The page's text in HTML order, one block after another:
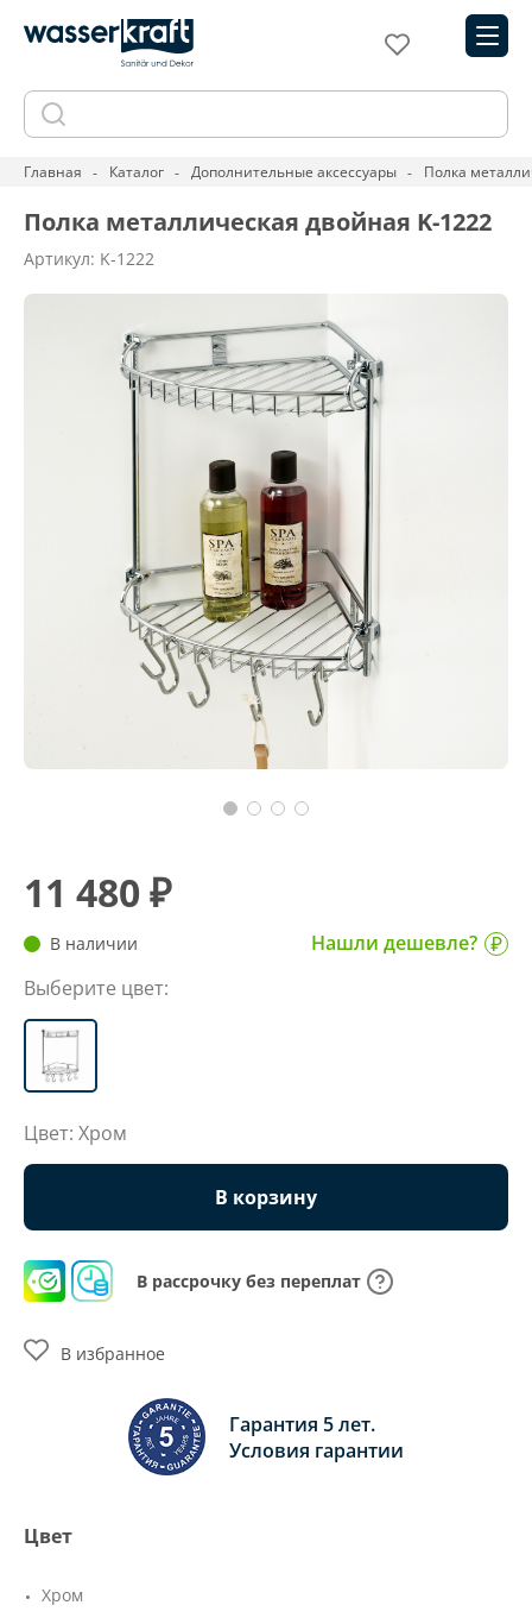
Главная Каталог Дополнительные аксессуары Полка
Полка металлическая двойная K-1222
Артикул: K-1222
11 480 ₽
В наличии
Нашли дешевле?
Выберите цвет:
Цвет: Хром
В корзину
В рассрочку без переплат
Гарантия 5 лет.
Условия гарантии
В избранное
Цвет
Хром